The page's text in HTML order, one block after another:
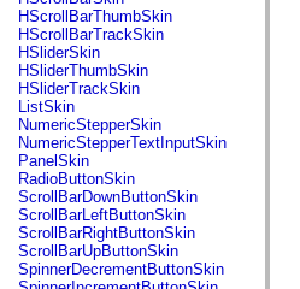
flash.crypto
flash.data
flash.desktop
flash.display
flash.display3D
flash.display3D.textures
flash.errors
flash.events
flash.external
flash.filesystem
flash.filters
flash.geom
flash.globalization
flash.html
flash.media
flash.net
HScrollBarThumbSkin
HScrollBarTrackSkin
HSliderSkin
HSliderThumbSkin
HSliderTrackSkin
ListSkin
NumericStepperSkin
NumericStepperTextInputSkin
PanelSkin
RadioButtonSkin
ScrollBarDownButtonSkin
ScrollBarLeftButtonSkin
ScrollBarRightButtonSkin
ScrollBarUpButtonSkin
SpinnerDecrementButtonSkin